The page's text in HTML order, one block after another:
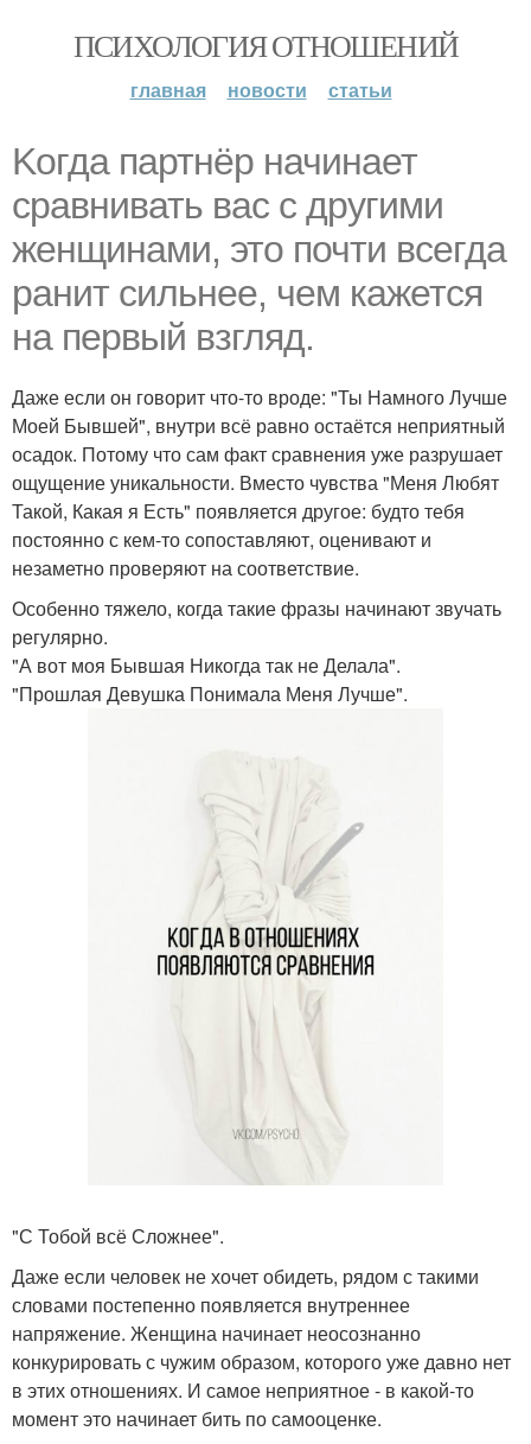
ПСИХОЛОГИЯ ОТНОШЕНИЙ
главная новости статьи
Koгда партнёр начинает
сравнивать вас с другими
женщинами, это почти всегда
ранит сильнее, чем кажется
на первый взгляд.
Даже если он говорит что-то вроде: "Ты Намного Лучше
Моей Бывшей", внутри всё равно остаётся неприятный
осадок. Потому что сам факт сравнения уже разрушает
ощущение уникальности. Вместо чувства "Меня Любят
Такой, Какая я Есть" появляется другое: будто тебя
постоянно с кем-то сопоставляют, оценивают и
незаметно проверяют на соответствие.
Особенно тяжело, когда такие фразы начинают звучать
регулярно.
"А вот моя Бывшая Никогда так не Делала".
"Прошлая Девушка Понимала Меня Лучше".
"С Тобой всё Сложнее".
Даже если человек не хочет обидеть, рядом с такими
словами постепенно появляется внутреннее
напряжение. Женщина начинает неосознанно
конкурировать с чужим образом, которого уже давно нет
в этих отношениях. И самое неприятное - в какой-то
момент это начинает бить по самооценке.